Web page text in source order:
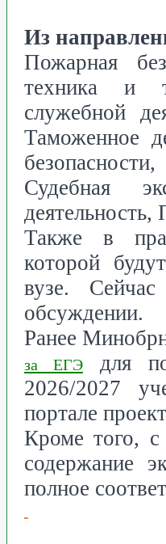
Из
Пожарная
техника и
служебной
Таможенное
Судебная
деятельность,
Также в
которой
вузе.
обсуждении.
Ранее
за ЕГЭ
для
2026/2027
портале
Кроме того,
содержание
полное